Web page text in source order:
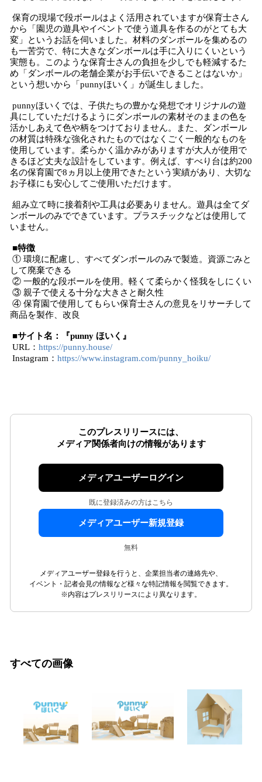
保育の現場で段ボールはよく活用されていますが保育士さん
から「園児の遊具やイベントで使う道具を作るのがとても大
変」というお話を伺いました。材料のダンボールを集めるの
も一苦労で、特に大きなダンボールは手に入りにくいという
実態も。このような保育士さんの負担を少しでも軽減するた
め「ダンボールの老舗企業がお手伝いできることはないか」
という想いから「punnyほいく」が誕生しました。
punnyほいくでは、子供たちの豊かな発想でオリジナルの遊
具にしていただけるようにダンボールの素材そのままの色を
活かしあえて色や柄をつけておりません。また、ダンボール
の材質は特殊な強化されたものではなくごく一般的なものを
使用しています。柔らかく温かみがありますが大人が使用で
きるほど丈夫な設計をしています。例えば、すべり台は約200
名の保育園で8ヵ月以上使用できたという実績があり、大切な
お子様にも安心してご使用いただけます。
組み立て時に接着剤や工具は必要ありません。遊具は全てダ
ンボールのみでできています。プラスチックなどは使用して
いません。
■特徴
① 環境に配慮し、すべてダンボールのみで製造。資源ごみと
して廃棄できる
② 一般的な段ボールを使用。軽くて柔らかく怪我をしにくい
③ 親子で使える十分な大きさと耐久性
④ 保育園で使用してもらい保育士さんの意見をリサーチして
商品を製作、改良
■サイト名：『punny ほいく』
URL： https://punny.house/
Instagram： https://www.instagram.com/punny_hoiku/
このプレスリリースには、
メディア関係者向けの情報があります
メディアユーザーログイン
既に登録済みの方はこちら
メディアユーザー新規登録
無料
メディアユーザー登録を行うと、企業担当者の連絡先や、
イベント・記者会見の情報など様々な特記情報を閲覧できます。
※内容はプレスリリースにより異なります。
すべての画像